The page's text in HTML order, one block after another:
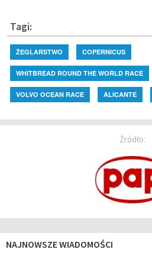
Tagi:
ŻEGLARSTWO COPERNICUS
WHITBREAD ROUND THE WORLD RACE
VOLVO OCEAN RACE ALICANTE
Źródło:
NAJNOWSZE WIADOMOŚCI